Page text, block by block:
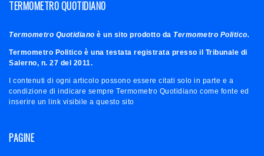
TERMOMETRO QUOTIDIANO
Termometro Quotidiano è un sito prodotto da Termometro Politico.
Termometro Politico è una testata registrata presso il Tribunale di
Salerno, n. 27 del 2011.
I contenuti di ogni articolo possono essere citati solo in parte e a
condizione di indicare sempre Termometro Quotidiano come fonte ed
inserire un link visibile a questo sito
PAGINE